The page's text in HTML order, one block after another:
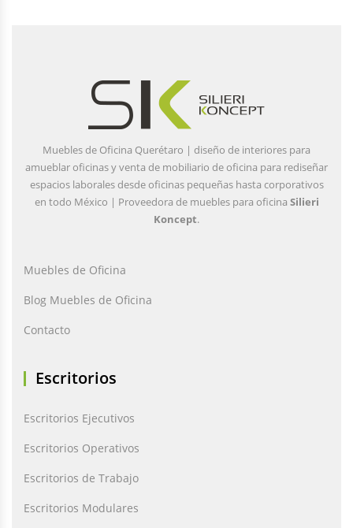
Muebles de Oficina Querétaro | diseño de interiores para
amueblar oficinas y venta de mobiliario de oficina para rediseñar
espacios laborales desde oficinas pequeñas hasta corporativos
en todo México | Proveedora de muebles para oficina Silieri
Koncept.
Muebles de Oficina
Blog Muebles de Oficina
Contacto
Escritorios
Escritorios Ejecutivos
Escritorios Operativos
Escritorios de Trabajo
Escritorios Modulares